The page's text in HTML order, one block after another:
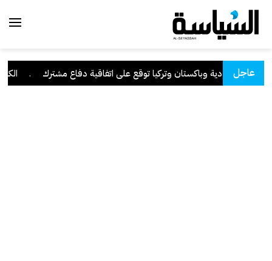
عاجل
السعودية وباكستان وتركيا توقع على اتفاقية دفاع مشترك